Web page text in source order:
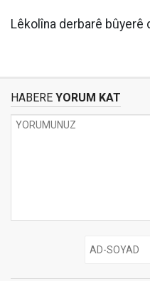
Lêkolîna derbarê bûyerê
HABERE YORUM KAT